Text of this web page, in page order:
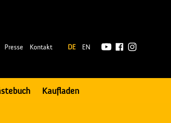
Presse Kontakt DE EN
Kaufladen